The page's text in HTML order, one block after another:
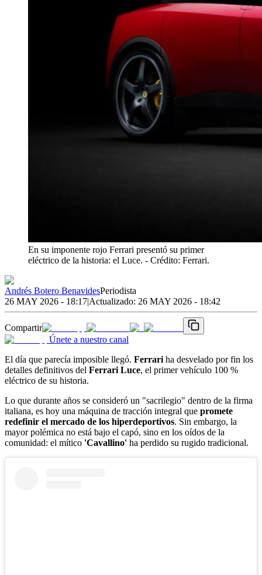
En su imponente rojo Ferrari presentó su primer
eléctrico de la historia: el Luce. - Crédito: Ferrari.
Andrés Botero BenavidesPeriodista
26 MAY 2026 - 18:17|Actualizado: 26 MAY 2026 - 18:42
Compartir
Únete a nuestro canal
El día que parecía imposible llegó. Ferrari ha desvelado por fin los
detalles definitivos del Ferrari Luce, el primer vehículo 100 %
eléctrico de su historia.
Lo que durante años se consideró un "sacrilegio" dentro de la firma
italiana, es hoy una máquina de tracción integral que promete
redefinir el mercado de los hiperdeportivos. Sin embargo, la
mayor polémica no está bajo el capó, sino en los oídos de la
comunidad: el mítico 'Cavallino' ha perdido su rugido tradicional.